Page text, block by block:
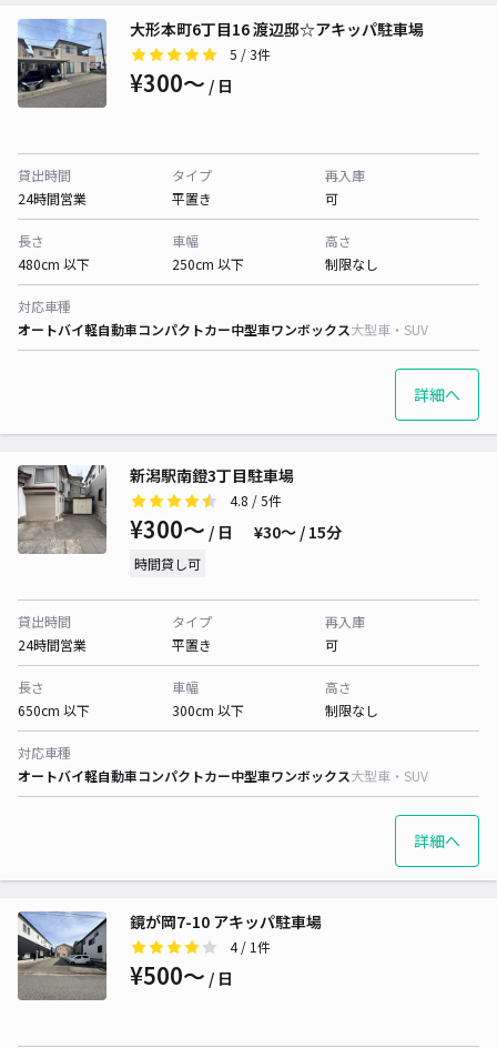
大形本町6丁目16 渡辺邸☆アキッパ駐車場
5 / 3件
¥300〜 / 日
貸出時間
24時間営業
タイプ
平置き
再入庫
可
長さ
480cm 以下
車幅
250cm 以下
高さ
制限なし
対応車種
オートバイ軽自動車コンパクトカー中型車ワンボックス大型車・SUV
詳細へ
新潟駅南鐙3丁目駐車場
4.8 / 5件
¥300〜 / 日 ¥30〜 / 15分
時間貸し可
貸出時間
24時間営業
タイプ
平置き
再入庫
可
長さ
650cm 以下
車幅
300cm 以下
高さ
制限なし
対応車種
オートバイ軽自動車コンパクトカー中型車ワンボックス大型車・SUV
詳細へ
鏡が岡7-10 アキッパ駐車場
4/ 1件
¥500〜 / 日